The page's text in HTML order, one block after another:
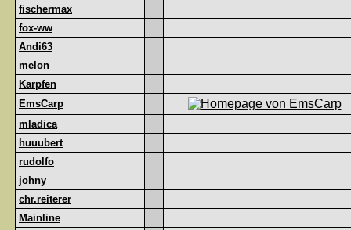
fischermax
fox-ww
Andi63
melon
Karpfen
EmsCarp
mladica
huuubert
rudolfo
johny
chr.reiterer
Mainline